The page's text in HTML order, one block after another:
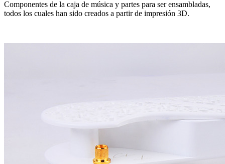
Componentes de la caja de música y partes para ser ensambladas,
todos los cuales han sido creados a partir de impresión 3D.